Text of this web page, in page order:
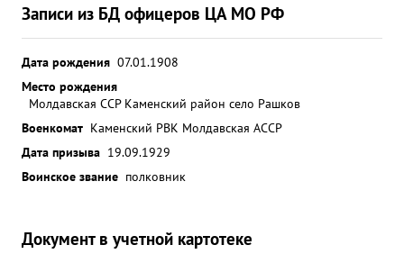
Записи из БД офицеров ЦА МО РФ
Дата рождения 07.01.1908
Место рождения
Молдавская ССР Каменский район село Рашков
Военкомат Каменский РВК Молдавская АССР
Дата призыва 19.09.1929
Воинское звание полковник
Документ в учетной картотеке